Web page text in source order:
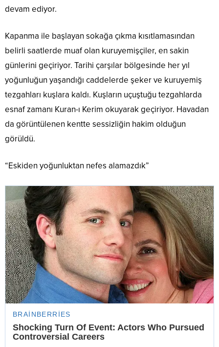
devam ediyor.
Kapanma ile başlayan sokağa çıkma kısıtlamasından
belirli saatlerde muaf olan kuruyemişçiler, en sakin
günlerini geçiriyor. Tarihi çarşılar bölgesinde her yıl
yoğunluğun yaşandığı caddelerde şeker ve kuruyemiş
tezgahları kuşlara kaldı. Kuşların uçuştuğu tezgahlarda
esnaf zamanı Kuran-ı Kerim okuyarak geçiriyor. Havadan
da görüntülenen kentte sessizliğin hakim olduğun
görüldü.
“Eskiden yoğunluktan nefes alamazdık”